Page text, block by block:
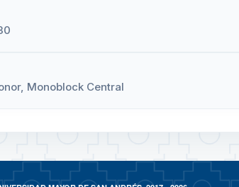
Monoblock Central